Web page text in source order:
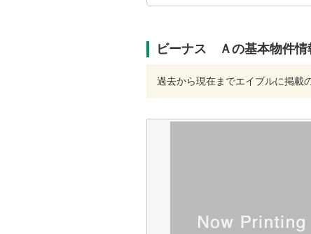
ビーナス Ａの基本物件情
過去から現在までエイブルに掲載